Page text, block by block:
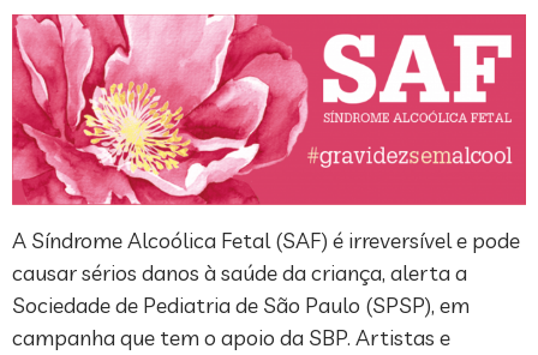
A Síndrome Alcoólica Fetal (SAF) é irreversível e pode
causar sérios danos à saúde da criança, alerta a
Sociedade de Pediatria de São Paulo (SPSP), em
campanha que tem o apoio da SBP. Artistas e